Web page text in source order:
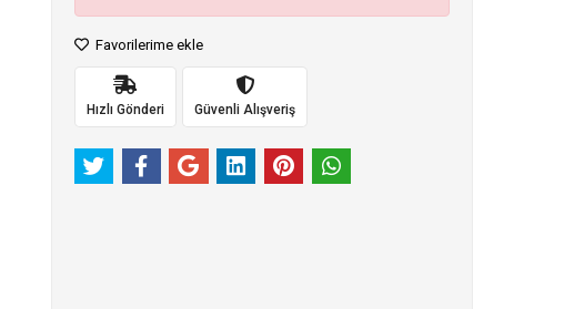
Favorilerime ekle
Hızlı Gönderi Güvenli Alışveriş